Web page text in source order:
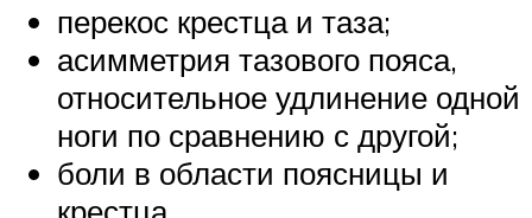
перекос крестца и таза;
асимметрия тазового пояса,
относительное удлинение одной
ноги по сравнению с другой;
боли в области поясницы и